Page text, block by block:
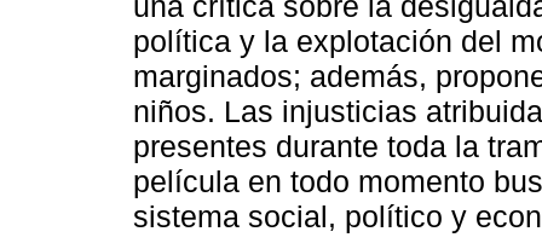
política y la explotación del
marginados; además,
niños. Las injusticias
presentes durante toda la
película en todo momento
sistema social, político y